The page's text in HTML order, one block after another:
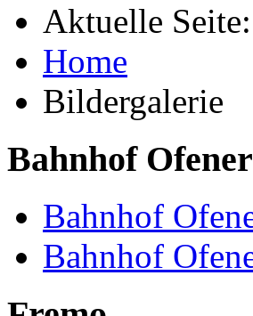
Aktuelle Seite:
Home
Bildergalerie
Bahnhof
Bahnhof
Bahnhof